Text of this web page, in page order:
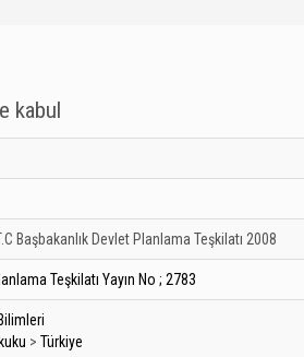
kabul
Başbakanlık Devlet Planlama Teşkilatı 2008
Teşkilatı Yayın No ; 2783
> Türkiye